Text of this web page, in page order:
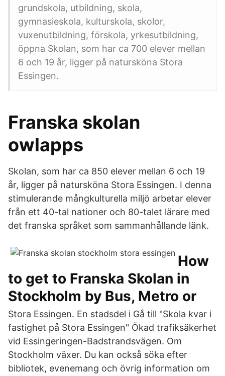
grundskola, utbildning, skola,
gymnasieskola, kulturskola, skolor,
vuxenutbildning, förskola, yrkesutbildning,
öppna Skolan, som har ca 700 elever mellan
6 och 19 år, ligger på natursköna Stora
Essingen.
Franska skolan
owlapps
Skolan, som har ca 850 elever mellan 6 och 19
år, ligger på natursköna Stora Essingen. I denna
stimulerande mångkulturella miljö arbetar elever
från ett 40-tal nationer och 80-talet lärare med
det franska språket som sammanhållande länk.
How
to get to Franska Skolan in
Stockholm by Bus, Metro or
Stora Essingen. En stadsdel i Gå till "Skola kvar i
fastighet på Stora Essingen" Ökad trafiksäkerhet
vid Essingeringen-Badstrandsvägen. Om
Stockholm växer. Du kan också söka efter
bibliotek, evenemang och övrig information om